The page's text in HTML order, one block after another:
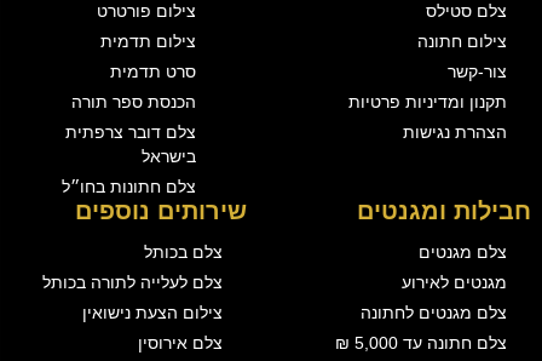
צלם סטילס
צילום חתונה
צור-קשר
תקנון ומדיניות פרטיות
הצהרת נגישות
צילום פורטרט
צילום תדמית
סרט תדמית
הכנסת ספר תורה
צלם דובר צרפתית
בישראל
צלם חתונות בחו״ל
חבילות ומגנטים
צלם מגנטים
מגנטים לאירוע
צלם מגנטים לחתונה
צלם חתונה עד 5,000 ₪
שירותים נוספים
צלם בכותל
צלם לעלייה לתורה בכותל
צילום הצעת נישואין
צלם אירוסין